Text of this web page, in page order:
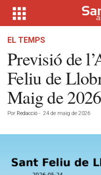
EL TEMPS
Previsió de
Feliu de
Maig de 2026
Por Redacció - 24 de maig de 2026